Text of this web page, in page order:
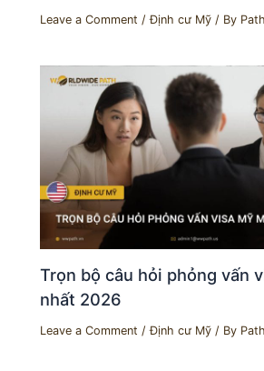
Leave a Comment /Định cư Mỹ / By
Trọn bộ câu hỏi phỏng vấn
nhất 2026
Leave a Comment /Định cư Mỹ / By